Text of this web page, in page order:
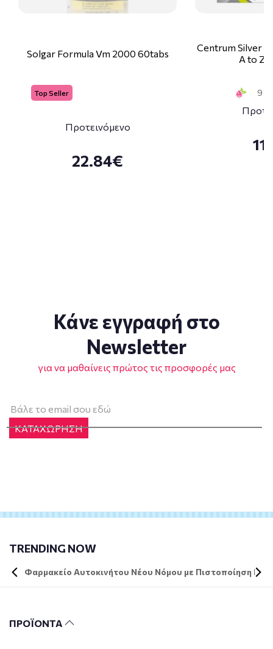
Solgar Formula Vm 2000 60tabs
Top Seller
Προτεινόμενο
22.84€
Centrum Silver
A to
9
Κάνε εγγραφή στο
Newsletter
για να μαθαίνεις πρώτος τις προσφορές μας
ΚΑΤΑΧΩΡΗΣΗ
TRENDING NOW
Φαρμακείο Αυτοκινήτου Νέου Νόμου με Πιστοποίηση DIN
ΠΡΟΪΟΝΤΑ